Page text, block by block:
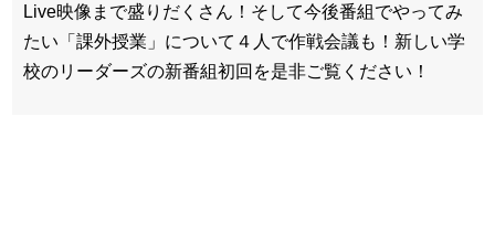
Live映像まで盛りだくさん！そして今後番組でやってみ
たい「課外授業」について４人で作戦会議も！新しい学
校のリーダーズの新番組初回を是非ご覧ください！